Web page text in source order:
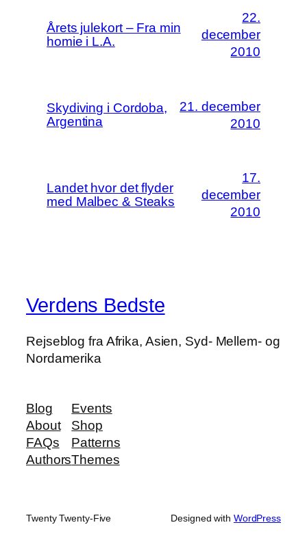
Årets julekort – Fra min
homie i L.A.
22.
december
2010
Skydiving i Cordoba,
Argentina
21. december
2010
Landet hvor det flyder
med Malbec & Steaks
17.
december
2010
Verdens Bedste
Rejseblog fra Afrika, Asien, Syd- Mellem- og
Nordamerika
Blog
About
FAQs
Authors
Events
Shop
Patterns
Themes
Twenty Twenty-Five Designed with WordPress